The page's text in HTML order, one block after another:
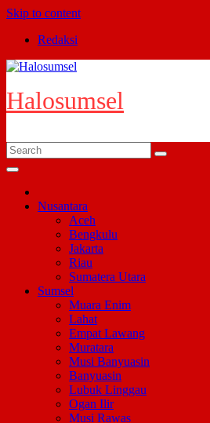
Skip to content
Redaksi
Halosumsel
Nusantara
Aceh
Bengkulu
Jakarta
Riau
Sumatera Utara
Sumsel
Muara Enim
Lahat
Empat Lawang
Muratara
Musi Banyuasin
Banyuasin
Lubuk Linggau
Ogan Ilir
Musi Rawas